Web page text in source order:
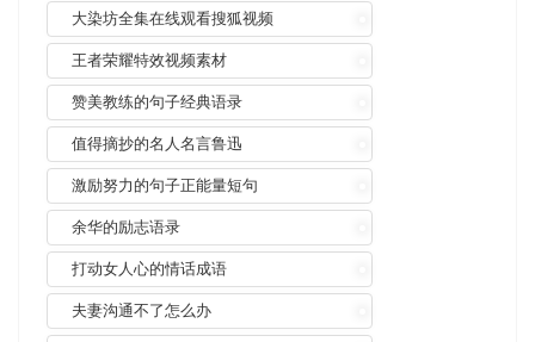
大染坊全集在线观看搜狐视频
王者荣耀特效视频素材
赞美教练的句子经典语录
值得摘抄的名人名言鲁迅
激励努力的句子正能量短句
余华的励志语录
打动女人心的情话成语
夫妻沟通不了怎么办